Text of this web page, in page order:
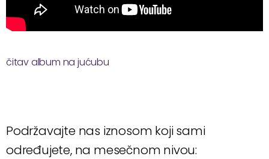
čitav album na jućubu
Podržavajte nas iznosom koji sami
određujete, na mesečnom nivou: